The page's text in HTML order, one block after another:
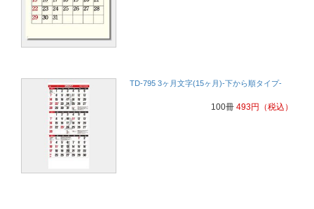
TD-795 3ヶ月文字(15ヶ月)-下から順タイプ-
100冊 493円 （税込）